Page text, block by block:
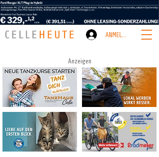
ANMELDEN
Anzeigen